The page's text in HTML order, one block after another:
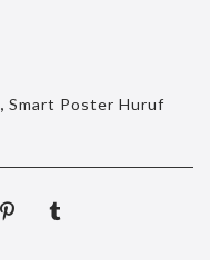
, Smart Poster Huruf